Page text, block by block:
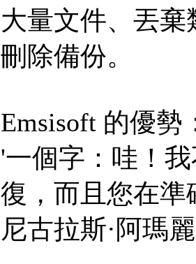
大量文件、丟
刪除備份。
Emsisoft 的優勢
'一個字：哇！
復，而且您在準
尼古拉斯·阿瑪